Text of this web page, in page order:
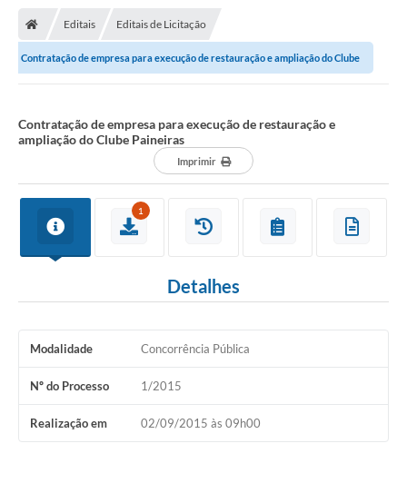
Editais Editais de Licitação
Contratação de empresa para execução de restauração e ampliação do Clube
Contratação de empresa para execução de restauração e
ampliação do Clube Paineiras
Imprimir
1
Detalhes
Modalidade Concorrência Pública
Nº do Processo 1/2015
Realização em 02/09/2015 às 09h00